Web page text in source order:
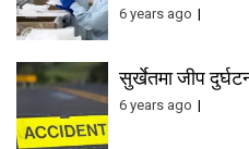
6 years ago
सुर्खेतमा जीप
6 years ago